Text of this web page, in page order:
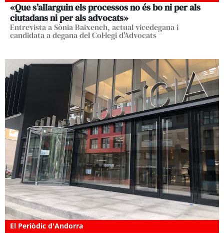
«Que s’allarguin els processos no és bo ni per als
ciutadans ni per als advocats»
Entrevista a Sònia Baixench, actual vicedegana i
candidata a degana del Col·legi d'Advocats
El Periòdic d'Andorra